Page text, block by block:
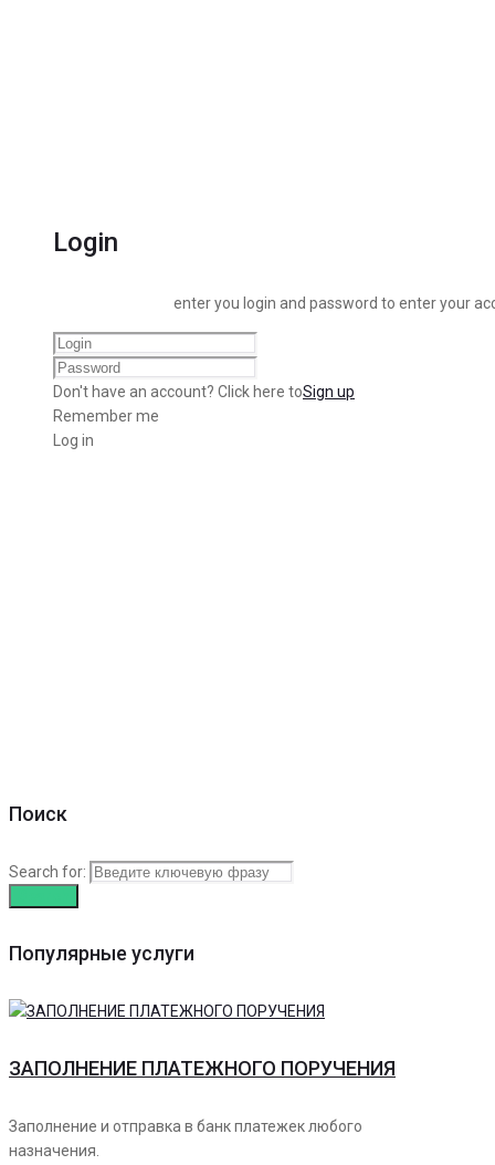
Login
enter you login and password to enter your
Don't have an account? Click here toSign up
Remember me
Log in
Поиск
Search for:
Популярные услуги
ЗАПОЛНЕНИЕ ПЛАТЕЖНОГО ПОРУЧЕНИЯ
Заполнение и отправка в банк платежек любого
назначения.